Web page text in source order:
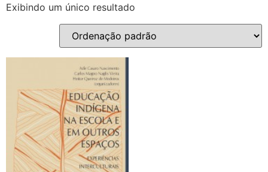
Exibindo um único resultado